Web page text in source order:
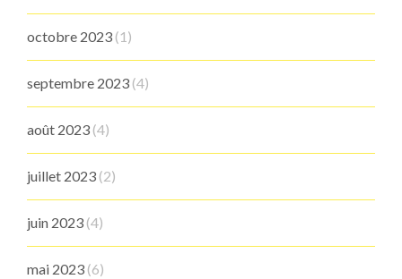
octobre 2023 (1)
septembre 2023 (4)
août 2023 (4)
juillet 2023 (2)
juin 2023 (4)
mai 2023 (6)